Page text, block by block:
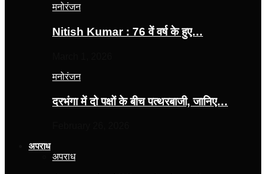
मनोरंजन
Nitish Kumar : 76 वें वर्ष के हुए…
मनोरंजन
दरभंगा में दो पक्षों के बीच पत्थरबाजी, जानिए…
अपराध
अपराध